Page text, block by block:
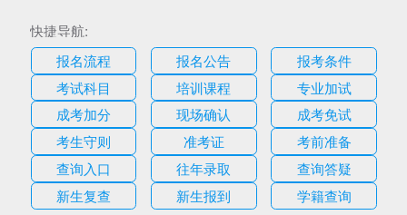
快捷导航:
报名流程
报名公告
报考条件
考试科目
培训课程
专业加试
成考加分
现场确认
成考免试
考生守则
准考证
考前准备
查询入口
往年录取
查询答疑
新生复查
新生报到 学籍查询